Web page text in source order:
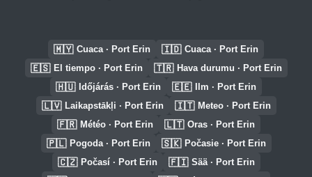
🇲🇾 Cuaca · Port Erin 🇮🇩 Cuaca · Port Erin
🇪🇸 El tiempo · Port Erin 🇹🇷 Hava durumu · Port Erin
🇭🇺 Időjárás · Port Erin 🇪🇪 Ilm · Port Erin
🇱🇻 Laikapstākļi · Port Erin 🇮🇹 Meteo · Port Erin
🇫🇷 Météo · Port Erin 🇱🇹 Oras · Port Erin
🇵🇱 Pogoda · Port Erin 🇸🇰 Počasie · Port Erin
🇨🇿 Počasí · Port Erin 🇫🇮 Sää · Port Erin